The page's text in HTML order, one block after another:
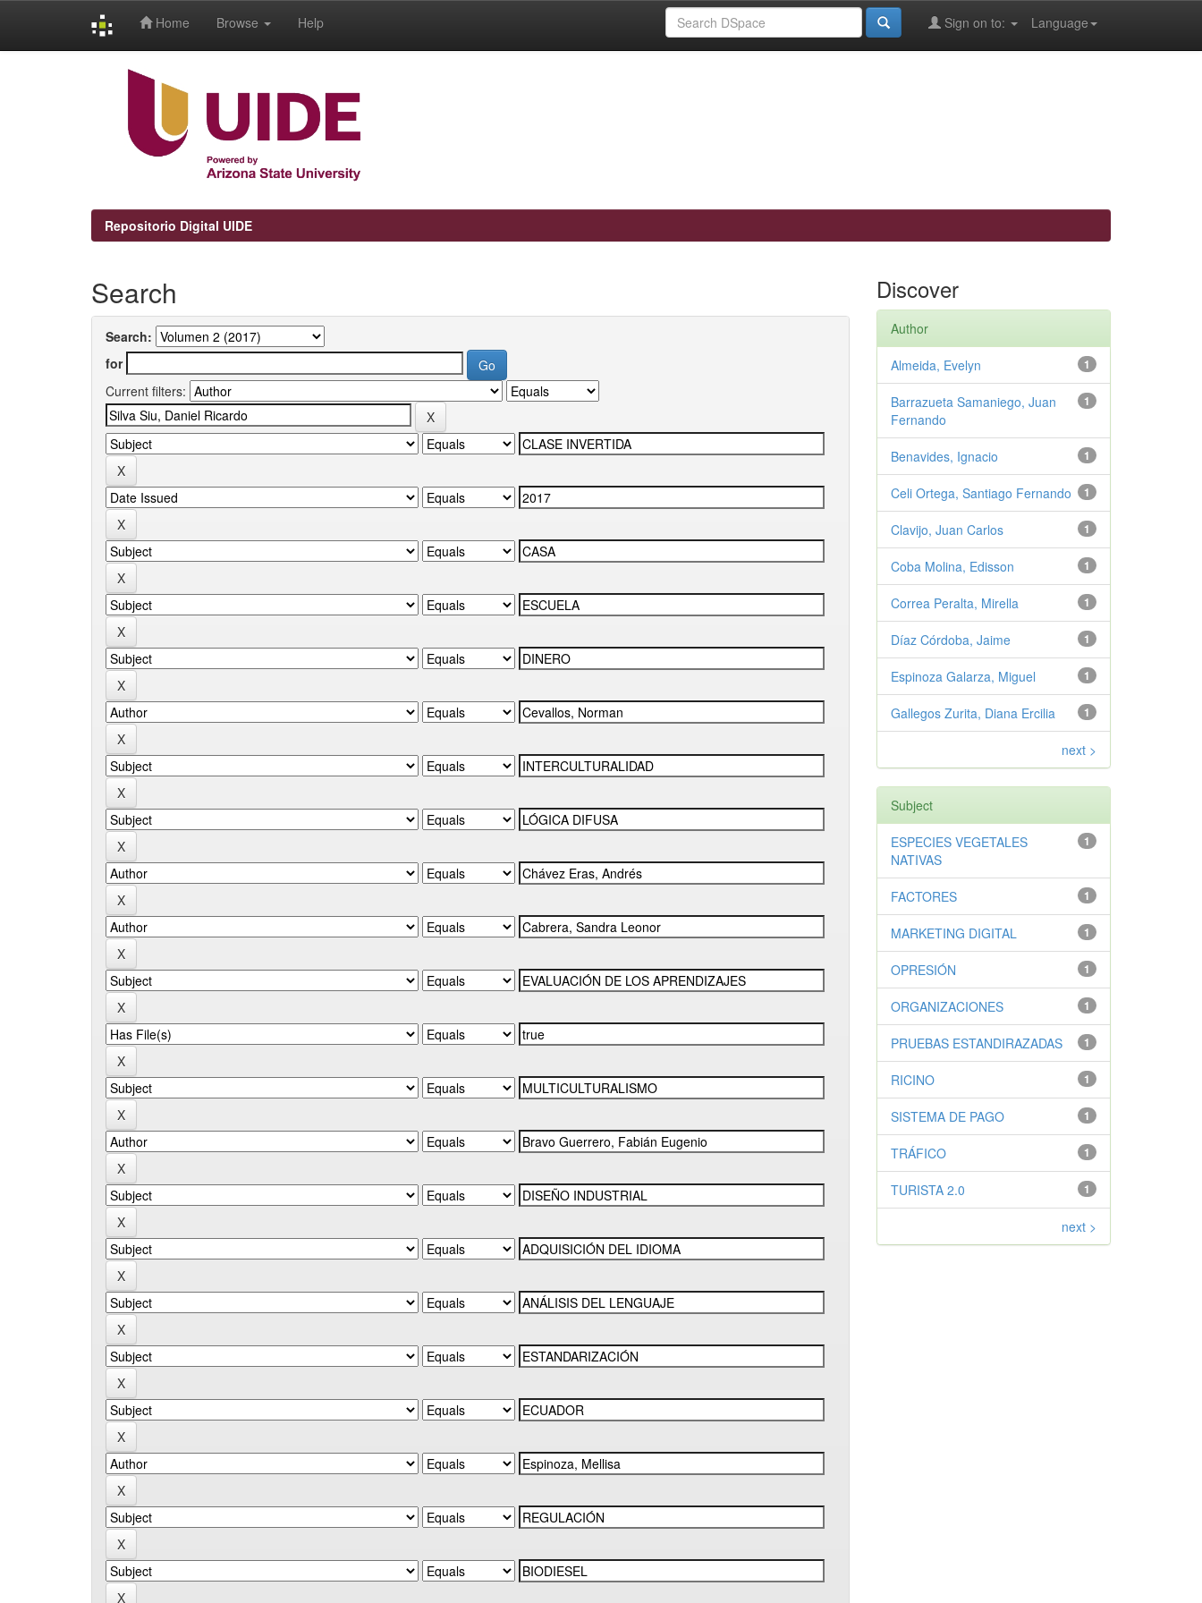
Home Browse Help Language
Sign on to:
Repositorio Digital UIDE
Search
Search:
for
Current filters:
Discover
Author
1
Almeida, Evelyn
1
Barrazueta Samaniego, Juan
Fernando
1
Benavides, Ignacio
1
Celi Ortega, Santiago Fernando
1
Clavijo, Juan Carlos
1
Coba Molina, Edisson
1
Correa Peralta, Mirella
1
Díaz Córdoba, Jaime
1
Espinoza Galarza, Miguel
1
Gallegos Zurita, Diana Ercilia
next >
Subject
1
ESPECIES VEGETALES
NATIVAS
1
FACTORES
1
MARKETING DIGITAL
1
OPRESIÓN
1
ORGANIZACIONES
1
PRUEBAS ESTANDIRAZADAS
1
RICINO
1
SISTEMA DE PAGO
1
TRÁFICO
1
TURISTA 2.0
next >